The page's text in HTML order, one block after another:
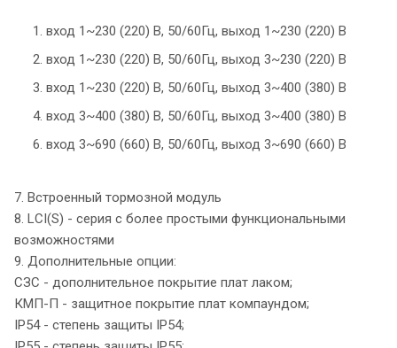
1. вход 1~230 (220) В, 50/60Гц, выход 1~230 (220) В
2. вход 1~230 (220) В, 50/60Гц, выход 3~230 (220) В
3. вход 1~230 (220) В, 50/60Гц, выход 3~400 (380) В
4. вход 3~400 (380) В, 50/60Гц, выход 3~400 (380) В
6. вход 3~690 (660) В, 50/60Гц, выход 3~690 (660) В
7. Встроенный тормозной модуль
8. LCI(S) - серия с более простыми функциональными
возможностями
9. Дополнительные опции:
СЗС - дополнительное покрытие плат лаком;
КМП-П - защитное покрытие плат компаундом;
IP54 - степень защиты IP54;